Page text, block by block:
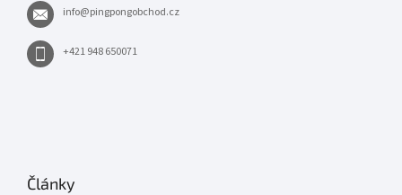
info@pingpongobchod.cz
+421 948 650071
Články